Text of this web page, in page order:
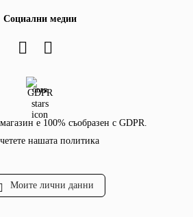
Социални медии
GDPR
е 100% съобразен с GDPR.
нашата политика
Моите лични данни